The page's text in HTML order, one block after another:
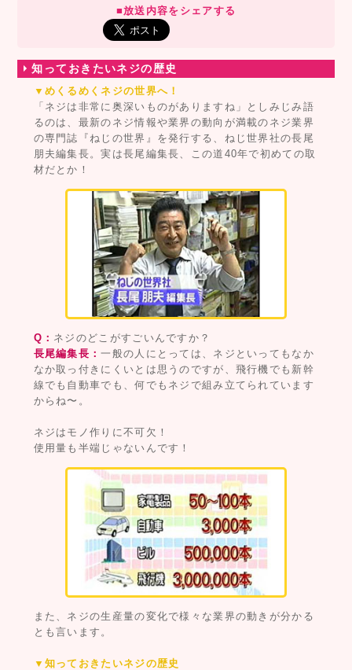
■放送内容をシェアする
知っておきたいネジの歴史
▼めくるめくネジの世界へ！
「ネジは非常に奥深いものがありますね」としみじみ語
るのは、最新のネジ情報や業界の動向が満載のネジ業界
の専門誌『ねじの世界』を発行する、ねじ世界社の長尾
朋夫編集長。実は長尾編集長、この道40年で初めての取
材だとか！
Q： ネジのどこがすごいんですか？
長尾編集長：一般の人にとっては、ネジといってもなか
なか取っ付きにくいとは思うのですが、飛行機でも新幹
線でも自動車でも、何でもネジで組み立てられています
からね〜。
ネジはモノ作りに不可欠！
使用量も半端じゃないんです！
また、ネジの生産量の変化で様々な業界の動きが分かる
とも言います。
▼知っておきたいネジの歴史